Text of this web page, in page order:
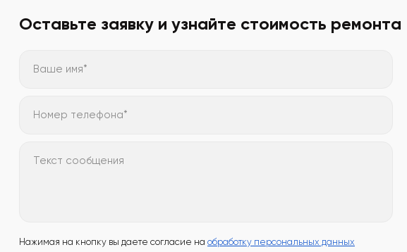
Оставьте заявку и узнайте стоимость ремонта
Ваше имя*
Номер телефона*
Текст сообщения
Нажимая на кнопку вы даете согласие на обработку персональных данных